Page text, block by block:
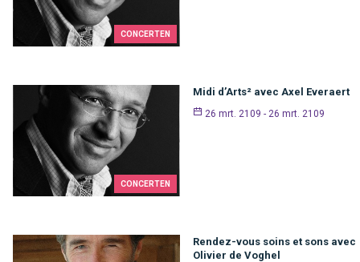
CONCERTEN
CONCERTEN
Midi d’Arts² avec Axel Everaert
26 mrt. 2109 - 26 mrt. 2109
Rendez-vous soins et sons avec
Olivier de Voghel